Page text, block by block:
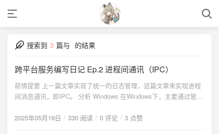
搜索到 3 篇与 的结果
跨平台服务编写日记 Ep.2 进程间通讯（IPC）
前情提要 上一篇文章实现了统一的日志管理，这篇文章来实现进程
间消息通讯，即IPC。 分析 Windows 在Windows下，主要通过管道
匿名管道（Anonymous Pipe）。其中，匿名管道是单向的，通常在
2025年05月19日 330 阅读 0 评论 3 点赞